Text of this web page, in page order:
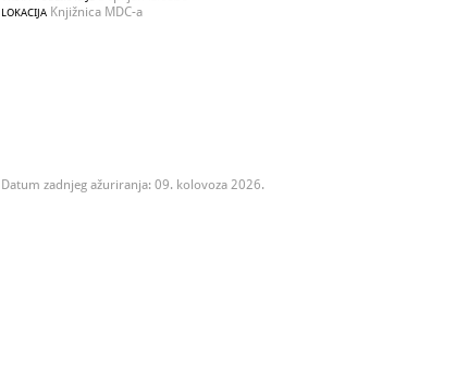
LOKACIJA Knjižnica MDC-a
Datum zadnjeg ažuriranja: 09. kolovoza 2026.